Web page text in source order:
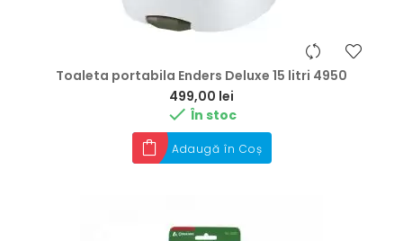
Toaleta portabila Enders Deluxe 15 litri 4950
499,00 lei
 În stoc
Adaugă în Coș